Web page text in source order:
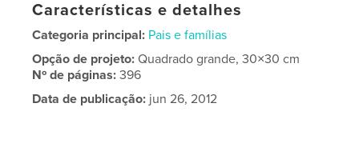
Características e detalhes
Categoria principal: Pais e famílias
Opção de projeto:Quadrado grande, 30×30 cm
Nº de páginas:396
Data de publicação: jun 26, 2012